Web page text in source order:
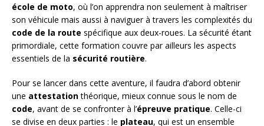
école de moto, où l’on apprendra non seulement à maîtriser
son véhicule mais aussi à naviguer à travers les complexités du
code de la route spécifique aux deux-roues. La sécurité étant
primordiale, cette formation couvre par ailleurs les aspects
essentiels de la sécurité routière.
Pour se lancer dans cette aventure, il faudra d’abord obtenir
une attestationthéorique, mieux connue sous le nom de
code, avant de se confronter à l’épreuve pratique. Celle-ci
se divise en deux parties : le plateau, qui est un ensemble